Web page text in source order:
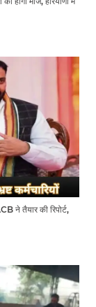
ने तैयार की रिपोर्ट,